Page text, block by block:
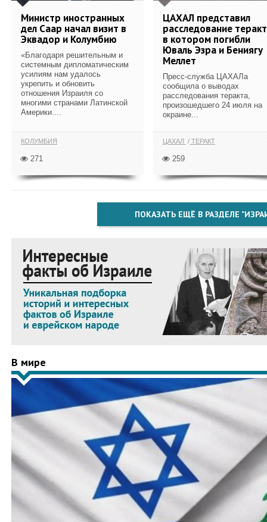
Министр иностранных
дел Саар начал визит в
Эквадор и Колумбию
«Благодаря решительным и
системным дипломатическим
усилиям нам удалось
укрепить и обновить
отношения Израиля со
многими странами Латинской
Америки....
КОЛУМБИЯ
271
ЦАХАЛ представил
расследование
в котором погибли
Юваль Эзра и Бениягу
Меллет
Пресс-служба ЦАХАЛа
сообщила о выводах
расследования теракта,
произошедшего 24 июля на
окраине...
ЦАХАЛ ТЕРАКТ
259
ПОКАЗАТЬ ЕЩЁ В РАЗДЕЛЕ
В мире